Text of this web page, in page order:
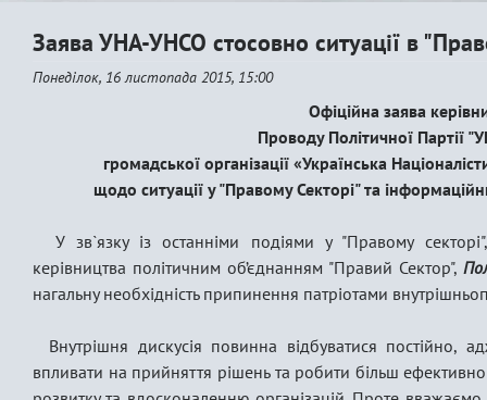
Заява УНА-УНСО стосовно ситуації в
Понеділок, 16 листопада 2015, 15:00
Офіційна заява
Проводу Політичної Партії
громадської організації «Українська
щодо ситуації у "Правому Секторі" та
У зв`язку із останніми подіями у "Правому
керівництва політичним об’єднанням "Правий Сектор",
нагальну необхідність припинення патріотами
Внутрішня дискусія повинна відбуватися постійно,
впливати на прийняття рішень та робити більш